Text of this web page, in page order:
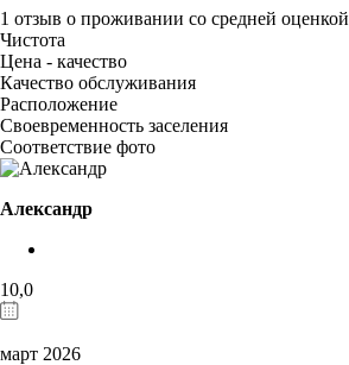
1 отзыв о проживании со средней оценкой
Чистота
Цена - качество
Качество обслуживания
Расположение
Своевременность заселения
Соответствие фото
Александр
10,0
март 2026